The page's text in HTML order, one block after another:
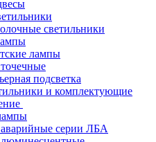
светильники
лампы
подсветка
и комплектующие
серии ЛБА